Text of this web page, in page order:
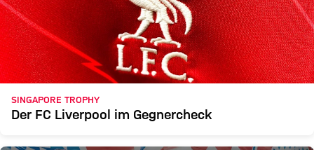
SINGAPORE TROPHY
Der FC Liverpool im Gegnercheck